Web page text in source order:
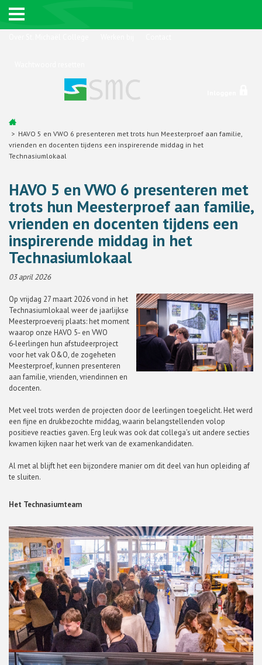
HAVO 5 en VWO 6 presenteren met trots hun Meesterproef aan familie,
vrienden en docenten tijdens een inspirerende middag in het
Technasiumlokaal
HAVO 5 en VWO 6 presenteren met
trots hun Meesterproef aan familie,
vrienden en docenten tijdens een
inspirerende middag in het
Technasiumlokaal
03 april 2026
Op vrijdag 27 maart 2026 vond in het
Technasiumlokaal weer de jaarlijkse
Meesterproeverij plaats: het moment
waarop onze HAVO 5‑ en VWO
6‑leerlingen hun afstudeerproject
voor het vak O&O, de zogeheten
Meesterproef, kunnen presenteren
aan familie, vrienden, vriendinnen en
docenten.
Met veel trots werden de projecten door de leerlingen toegelicht. Het werd
een fijne en drukbezochte middag, waarin belangstellenden volop
positieve reacties gaven. Erg leuk was ook dat collega’s uit andere secties
kwamen kijken naar het werk van de examenkandidaten.
Al met al blijft het een bijzondere manier om dit deel van hun opleiding af
te sluiten.
Het Technasiumteam